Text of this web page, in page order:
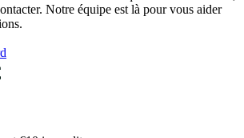
Notre équipe est là pour vous aider